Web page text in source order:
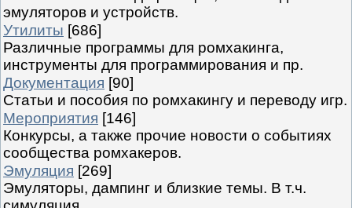
эмуляторов и устройств.
Утилиты [686]
Различные программы для ромхакинга,
инструменты для программирования и пр.
Документация [90]
Статьи и пособия по ромхакингу и переводу игр.
Мероприятия [146]
Конкурсы, а также прочие новости о событиях
сообщества ромхакеров.
Эмуляция [269]
Эмуляторы, дампинг и близкие темы. В т.ч.